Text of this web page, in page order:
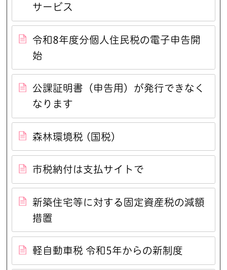
サービス
令和8年度分個人住民税の電子申告開
始
公課証明書（申告用）が発行できなく
なります
森林環境税 (国税)
市税納付は支払サイトで
新築住宅等に対する固定資産税の減額
措置
軽自動車税 令和5年からの新制度